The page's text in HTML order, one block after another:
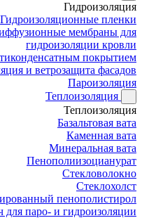
Гидроизоляция
Гидроизоляционные пленки
мембраны для
гидроизоляции кровли
покрытием
и ветрозащита фасадов
Пароизоляция
Теплоизоляция
Теплоизоляция
Базальтовая вата
Каменная вата
Минеральная вата
Пенополиизоцианурат
Стекловолокно
Стеклохолст
пенополистирол
для паро- и гидроизоляции